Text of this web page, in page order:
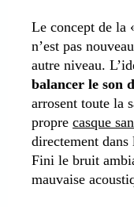
Le concept de la
n’est pas
autre niveau.
balancer le son
arrosent toute la
propre casque
directement
Fini le bruit
mauvaise